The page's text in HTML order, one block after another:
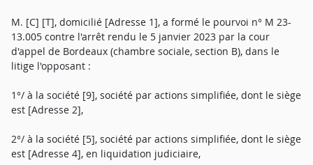
M. [C] [T], domicilié [Adresse 1], a formé le pourvoi n° M 23-
13.005 contre l'arrêt rendu le 5 janvier 2023 par la cour
d'appel de Bordeaux (chambre sociale, section B), dans le
litige l'opposant :
1°/ à la société [9], société par actions simplifiée, dont le siège
est [Adresse 2],
2°/ à la société [5], société par actions simplifiée, dont le siège
est [Adresse 4], en liquidation judiciaire,